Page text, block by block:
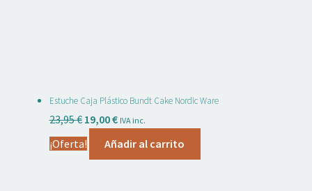
Estuche Caja Plástico Bundt Cake Nordic Ware
23,95€ El
precio
original
19,00€ElIVA inc.
¡Oferta! Añadir al carrito